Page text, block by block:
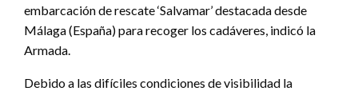
embarcación de rescate ‘Salvamar’ destacada desde
Málaga (España) para recoger los cadáveres, indicó la
Armada.
Debido a las difíciles condiciones de visibilidad la